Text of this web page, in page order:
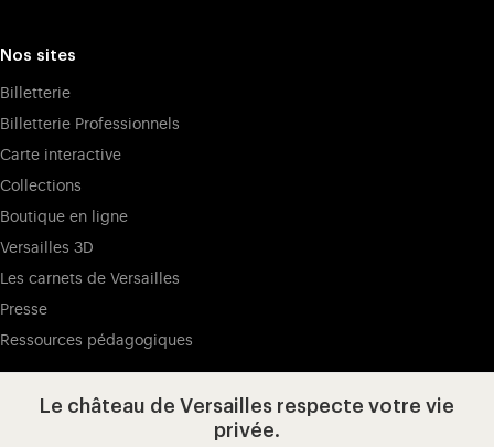
Nos sites
Billetterie
Billetterie Professionnels
Carte interactive
Collections
Boutique en ligne
Versailles 3D
Les carnets de Versailles
Presse
Ressources pédagogiques
Visitez notre Facebook (ouverture
Visitez notre X (ouverture dans un
Visitez notre Instagram
Visitez notre YouTube
Le château de Versailles respecte votre vie
privée.